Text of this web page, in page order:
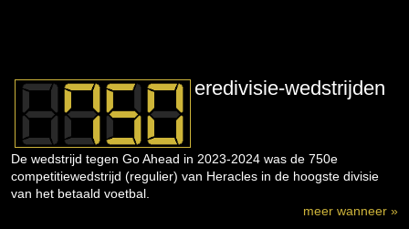
eredivisie-wedstrijden
De wedstrijd tegen Go Ahead in 2023-2024 was de 750e
competitiewedstrijd (regulier) van Heracles in de hoogste divisie
van het betaald voetbal.
meer wanneer »